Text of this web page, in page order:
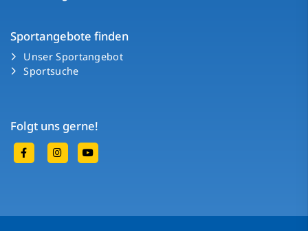
Sportangebote finden
Unser Sportangebot
Sportsuche
Folgt uns gerne!